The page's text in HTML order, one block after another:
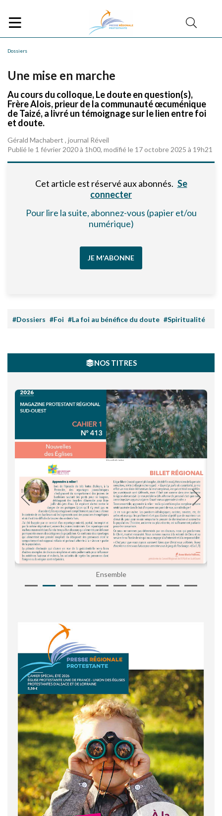
Dossiers
Une mise en marche
Au cours du colloque, Le doute en question(s),
Frère Alois, prieur de la communauté œcuménique
de Taizé, a livré un témoignage sur le lien entre foi
et doute.
Gérald Machabert , journal Réveil
Publié le 1 février 2020 à 1h00, modifié le 17 octobre 2025 à 19h21
Cet article est réservé aux abonnés. Se
connecter
Pour lire la suite, abonnez-vous (papier et/ou
numérique)
JE M'ABONNE
#Dossiers #Foi #La foi au bénéfice du doute #Spiritualité
NOS TITRES
Ensemble